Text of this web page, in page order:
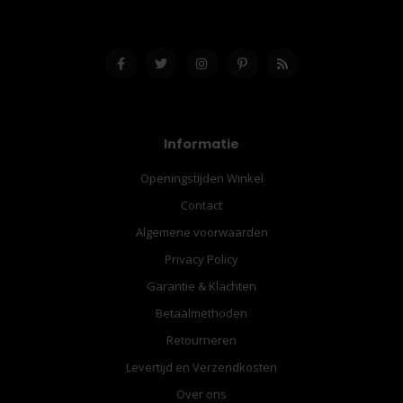
Informatie
Openingstijden Winkel
Contact
Algemene voorwaarden
Privacy Policy
Garantie & Klachten
Betaalmethoden
Retourneren
Levertijd en Verzendkosten
Over ons